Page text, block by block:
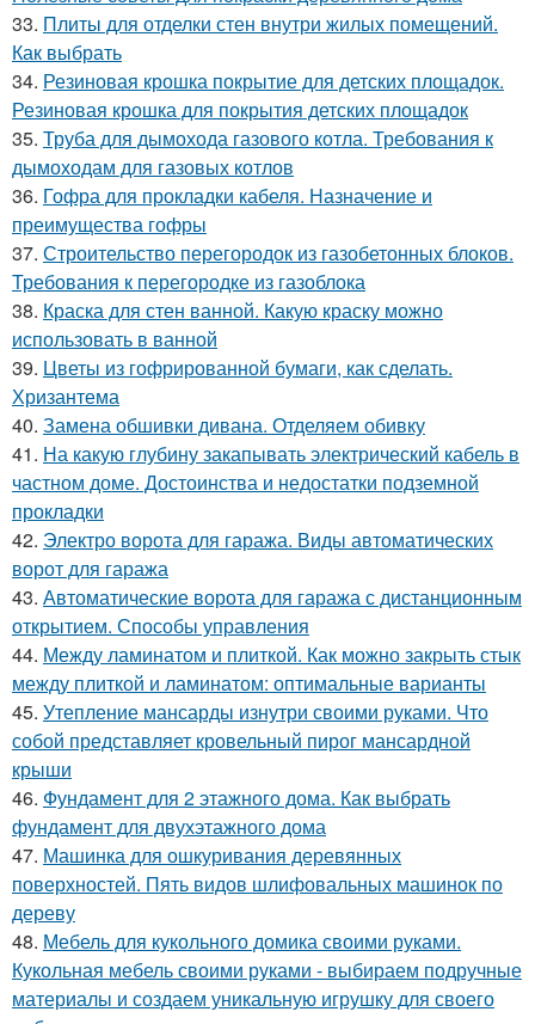
33. Плиты для отделки стен внутри жилых помещений.
Как выбрать
34. Резиновая крошка покрытие для детских площадок.
Резиновая крошка для покрытия детских площадок
35. Труба для дымохода газового котла. Требования к
дымоходам для газовых котлов
36. Гофра для прокладки кабеля. Назначение и
преимущества гофры
37. Строительство перегородок из газобетонных блоков.
Требования к перегородке из газоблока
38. Краска для стен ванной. Какую краску можно
использовать в ванной
39. Цветы из гофрированной бумаги, как сделать.
Хризантема
40. Замена обшивки дивана. Отделяем обивку
41. На какую глубину закапывать электрический кабель в
частном доме. Достоинства и недостатки подземной
прокладки
42. Электро ворота для гаража. Виды автоматических
ворот для гаража
43. Автоматические ворота для гаража с дистанционным
открытием. Способы управления
44. Между ламинатом и плиткой. Как можно закрыть стык
между плиткой и ламинатом: оптимальные варианты
45. Утепление мансарды изнутри своими руками. Что
собой представляет кровельный пирог мансардной
крыши
46. Фундамент для 2 этажного дома. Как выбрать
фундамент для двухэтажного дома
47. Машинка для ошкуривания деревянных
поверхностей. Пять видов шлифовальных машинок по
дереву
48. Мебель для кукольного домика своими руками.
Кукольная мебель своими руками - выбираем подручные
материалы и создаем уникальную игрушку для своего